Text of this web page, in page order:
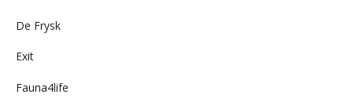
De Frysk
Exit
Fauna4life